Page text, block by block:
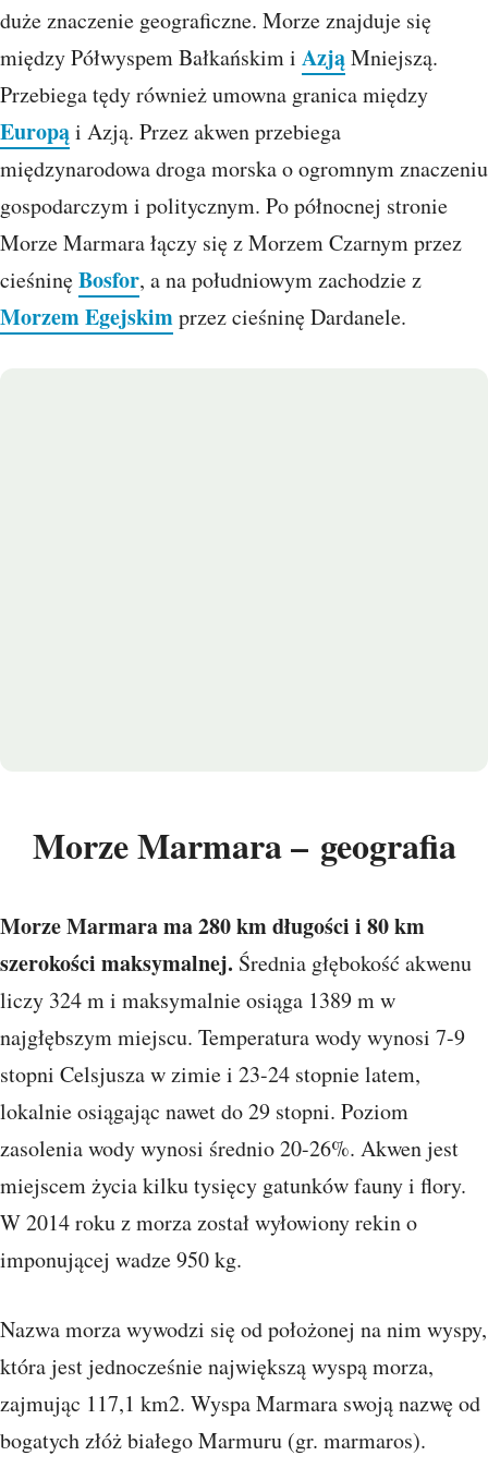
duże znaczenie geograficzne. Morze znajduje się
między Półwyspem Bałkańskim i AzjąMniejszą.
Przebiega tędy również umowna granica między
Europąi Azją. Przez akwen przebiega
międzynarodowa droga morska o ogromnym znaczeniu
gospodarczym i politycznym. Po północnej stronie
Morze Marmara łączy się z Morzem Czarnym przez
cieśninę Bosfor, a na południowym zachodzie z
Morzem Egejskimprzez cieśninę Dardanele.
Morze Marmara – geografia
Morze Marmara ma 280 km długości i 80 km
szerokości maksymalnej. Średnia głębokość akwenu
liczy 324 m i maksymalnie osiąga 1389 m w
najgłębszym miejscu. Temperatura wody wynosi 7-9
stopni Celsjusza w zimie i 23-24 stopnie latem,
lokalnie osiągając nawet do 29 stopni. Poziom
zasolenia wody wynosi średnio 20-26%. Akwen jest
miejscem życia kilku tysięcy gatunków fauny i flory.
W 2014 roku z morza został wyłowiony rekin o
imponującej wadze 950 kg.
Nazwa morza wywodzi się od położonej na nim wyspy,
która jest jednocześnie największą wyspą morza,
zajmując 117,1 km2. Wyspa Marmara swoją nazwę od
bogatych złóż białego Marmuru (gr. marmaros).